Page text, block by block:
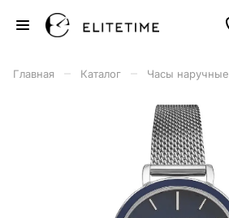
Главная Каталог Часы наручные